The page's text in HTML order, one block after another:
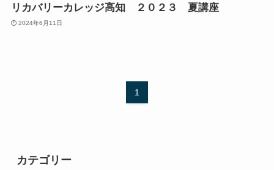
リカバリーカレッジ高知 ２０２３ 夏講座
2024年6月11日
1
カテゴリー